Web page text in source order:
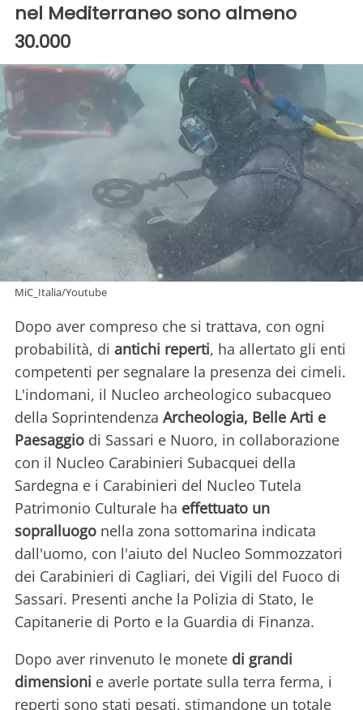
nel Mediterraneo sono almeno
30.000
MiC_Italia/Youtube
Dopo aver compreso che si trattava, con ogni
probabilità, di antichi reperti, ha allertato gli enti
competenti per segnalare la presenza dei cimeli.
L'indomani, il Nucleo archeologico subacqueo
della Soprintendenza Archeologia, Belle Arti e
Paesaggio di Sassari e Nuoro, in collaborazione
con il Nucleo Carabinieri Subacquei della
Sardegna e i Carabinieri del Nucleo Tutela
Patrimonio Culturale ha effettuato un
sopralluogo nella zona sottomarina indicata
dall'uomo, con l'aiuto del Nucleo Sommozzatori
dei Carabinieri di Cagliari, dei Vigili del Fuoco di
Sassari. Presenti anche la Polizia di Stato, le
Capitanerie di Porto e la Guardia di Finanza.
Dopo aver rinvenuto le monete di grandi
dimensioni e averle portate sulla terra ferma, i
reperti sono stati pesati, stimandone un totale